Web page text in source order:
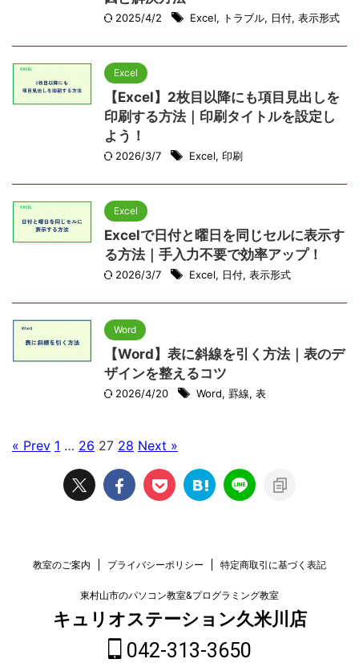
2025/4/2 Excel, トラブル, 日付, 表示形式
Excel
【Excel】2枚目以降にも項目見出しを
印刷する方法｜印刷タイトルを設定し
よう！
2026/3/7 Excel, 印刷
Excel
Excelで日付と曜日を同じセルに表示す
る方法｜手入力不要で効率アップ！
2026/3/7 Excel, 日付, 表示形式
Word
【Word】表に斜線を引く方法｜表のデ
ザインを整えるコツ
2026/4/20 Word, 罫線, 表
« Prev 1 … 26 27 28 Next »
教室のご案内 プライバシーポリシー 特定商取引に基づく表記
東村山市のパソコン教室&プログラミング教室
キュリオステーション久米川店
042-313-3650